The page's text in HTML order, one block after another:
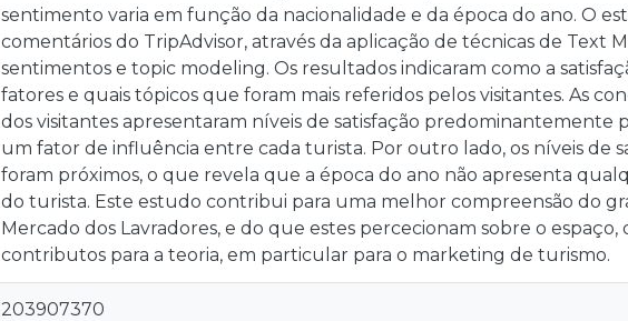
sentimento varia em função da nacionalidade e da época do ano. O
comentários do TripAdvisor, através da aplicação de técnicas de Text
sentimentos e topic modeling. Os resultados indicaram como a
fatores e quais tópicos que foram mais referidos pelos visitantes. As
dos visitantes apresentaram níveis de satisfação predominantemente
um fator de influência entre cada turista. Por outro lado, os níveis de
foram próximos, o que revela que a época do ano não apresenta
do turista. Este estudo contribui para uma melhor compreensão do
Mercado dos Lavradores, e do que estes percecionam sobre o
contributos para a teoria, em particular para o marketing de turismo.
203907370